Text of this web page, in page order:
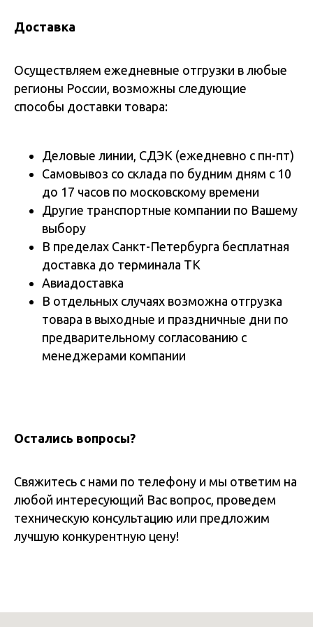
Доставка
Осуществляем ежедневные отгрузки в любые
регионы России, возможны следующие
способы доставки товара:
Деловые линии, СДЭК (ежедневно с пн-пт)
Самовывоз со склада по будним дням с 10
до 17 часов по московскому времени
Другие транспортные компании по Вашему
выбору
В пределах Санкт-Петербурга бесплатная
доставка до терминала ТК
Авиадоставка
В отдельных случаях возможна отгрузка
товара в выходные и праздничные дни по
предварительному согласованию с
менеджерами компании
Остались вопросы?
Свяжитесь с нами по телефону и мы ответим на
любой интересующий Вас вопрос, проведем
техническую консультацию или предложим
лучшую конкурентную цену!